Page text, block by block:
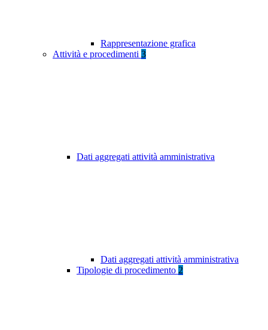
Rappresentazione grafica
Attività e procedimenti 3
Dati aggregati attività amministrativa
Dati aggregati attività amministrativa
Tipologie di procedimento 2